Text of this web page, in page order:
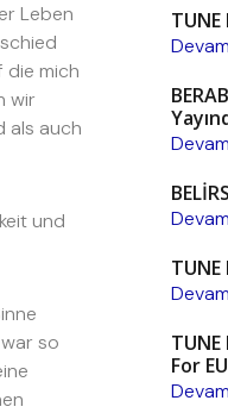
Leben
die mich
wir
als auch
und
so
For